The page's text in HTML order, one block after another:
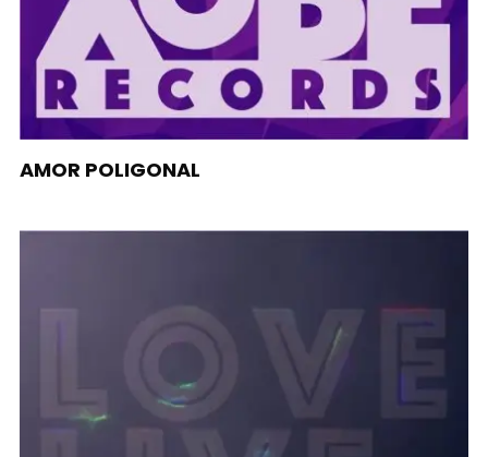
AMOR POLIGONAL